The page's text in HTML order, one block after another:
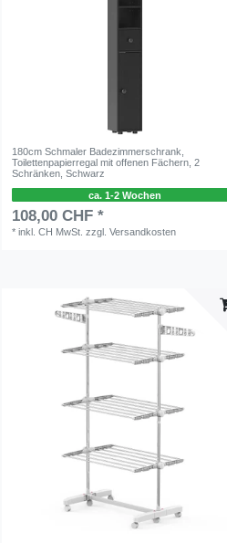
180cm Schmaler Badezimmerschrank,
Toilettenpapierregal mit offenen Fächern, 2
Schränken, Schwarz
ca. 1-2 Wochen
108,00 CHF *
*inkl. CH MwSt. zzgl.Versandkosten